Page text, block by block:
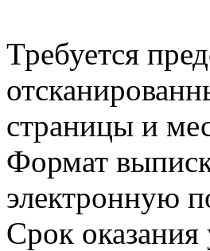
Требуется
страницы и
Формат
электронную
Срок оказания